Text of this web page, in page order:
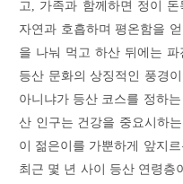
고, 가족과 함께하면 정이
자연과 호흡하며 평온함을
을 나눠 먹고 하산 뒤에는
등산 문화의 상징적인 풍경
아니냐가 등산 코스를 정하
산 인구는 건강을 중요시하
이 젊은이를 가뿐하게 앞지
최근 몇 년 사이 등산 연령층